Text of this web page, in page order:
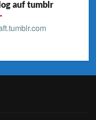
auf tumblr